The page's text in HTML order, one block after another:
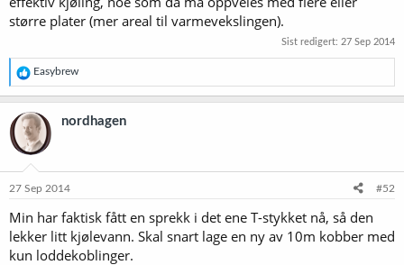
større plater (mer areal til varmevekslingen).
Sist redigert: 27 Sep 2014
R
e
a
k
s
j
o
e
Easybrew
nordhagen
27 Sep 2014 #52
Min har faktisk fått en sprekk i det ene T-stykket nå, så den
lekker litt kjølevann. Skal snart lage en ny av 10m kobber med
kun loddekoblinger.